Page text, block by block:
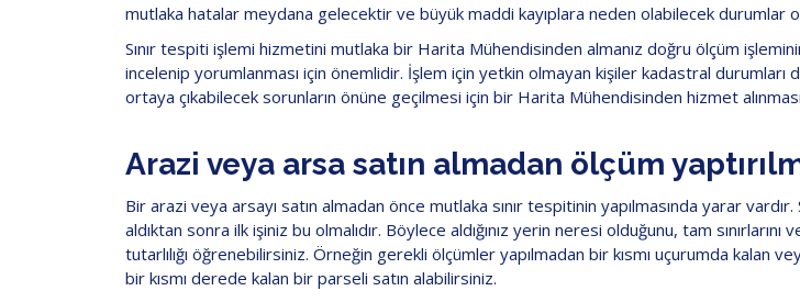
mutlaka hatalar meydana gelecektir ve büyük maddi kayıplara neden olabilecek durumlar
Sınır tespiti işlemi hizmetini mutlaka bir Harita Mühendisinden almanız doğru ölçüm
incelenip yorumlanması için önemlidir. İşlem için yetkin olmayan kişiler kadastral durumları
ortaya çıkabilecek sorunların önüne geçilmesi için bir Harita Mühendisinden hizmet
Arazi veya arsa satın almadan ölçüm
Bir arazi veya arsayı satın almadan önce mutlaka sınır tespitinin yapılmasında yarar
aldıktan sonra ilk işiniz bu olmalıdır. Böylece aldığınız yerin neresi olduğunu, tam
tutarlılığı öğrenebilirsiniz. Örneğin gerekli ölçümler yapılmadan bir kısmı uçurumda kalan
bir kısmı derede kalan bir parseli satın alabilirsiniz.